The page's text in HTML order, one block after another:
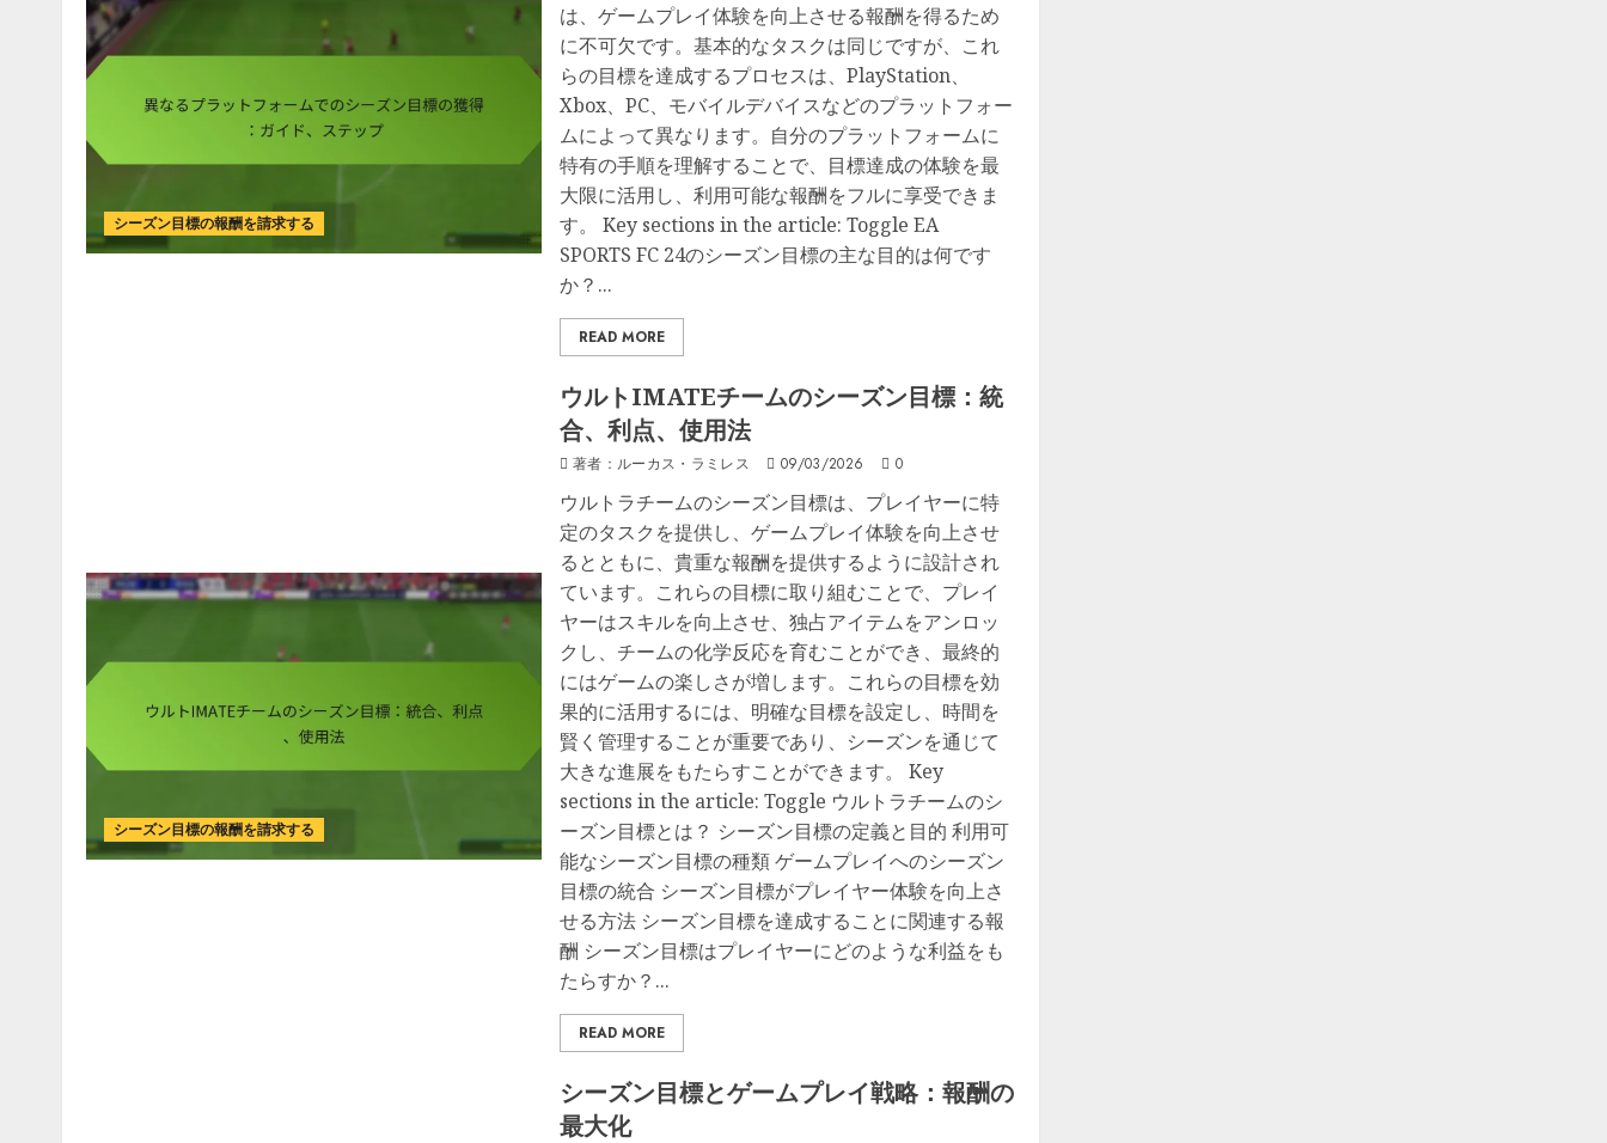
シーズン目標の報酬を請求する
は、ゲームプレイ体験を向上させる報酬を得るため
に不可欠です。基本的なタスクは同じですが、これ
らの目標を達成するプロセスは、PlayStation、
Xbox、PC、モバイルデバイスなどのプラットフォー
ムによって異なります。自分のプラットフォームに
特有の手順を理解することで、目標達成の体験を最
大限に活用し、利用可能な報酬をフルに享受できま
す。 Key sections in the article: Toggle EA
SPORTS FC 24のシーズン目標の主な目的は何です
か？...
READ MORE
シーズン目標の報酬を請求する
ウルトIMATEチームのシーズン目標：統
合、利点、使用法
著者：ルーカス・ラミレス 09/03/2026 0
ウルトラチームのシーズン目標は、プレイヤーに特
定のタスクを提供し、ゲームプレイ体験を向上させ
るとともに、貴重な報酬を提供するように設計され
ています。これらの目標に取り組むことで、プレイ
ヤーはスキルを向上させ、独占アイテムをアンロッ
クし、チームの化学反応を育むことができ、最終的
にはゲームの楽しさが増します。これらの目標を効
果的に活用するには、明確な目標を設定し、時間を
賢く管理することが重要であり、シーズンを通じて
大きな進展をもたらすことができます。 Key
sections in the article: Toggle ウルトラチームのシ
ーズン目標とは？ シーズン目標の定義と目的 利用可
能なシーズン目標の種類 ゲームプレイへのシーズン
目標の統合 シーズン目標がプレイヤー体験を向上さ
せる方法 シーズン目標を達成することに関連する報
酬 シーズン目標はプレイヤーにどのような利益をも
たらすか？...
READ MORE
シーズン目標とゲームプレイ戦略：報酬の
最大化